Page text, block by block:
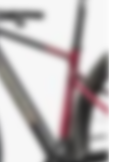
stems, SRAM AXS
AUFGRUND VON
ANDEREN FAKTOREN ZU
ÄNDERUNGEN